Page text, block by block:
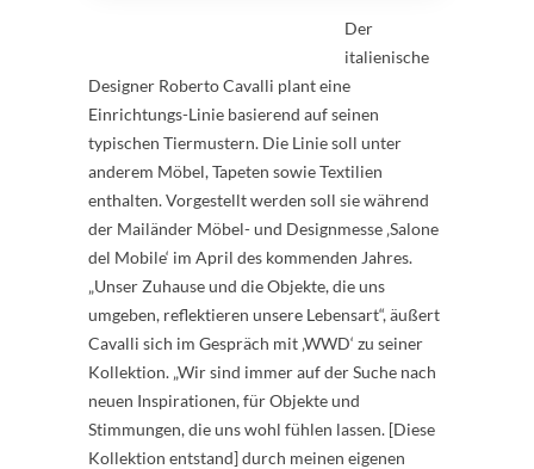
Der
italienische
Designer Roberto Cavalli plant eine
Einrichtungs-Linie basierend auf seinen
typischen Tiermustern. Die Linie soll unter
anderem Möbel, Tapeten sowie Textilien
enthalten. Vorgestellt werden soll sie während
der Mailänder Möbel- und Designmesse ‚Salone
del Mobile‘ im April des kommenden Jahres.
„Unser Zuhause und die Objekte, die uns
umgeben, reflektieren unsere Lebensart“, äußert
Cavalli sich im Gespräch mit ‚WWD‘ zu seiner
Kollektion. „Wir sind immer auf der Suche nach
neuen Inspirationen, für Objekte und
Stimmungen, die uns wohl fühlen lassen. [Diese
Kollektion entstand] durch meinen eigenen